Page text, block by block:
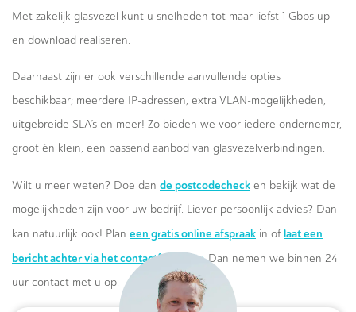
Met zakelijk glasvezel kunt u snelheden tot maar liefst 1 Gbps up-
en download realiseren.
Daarnaast zijn er ook verschillende aanvullende opties
beschikbaar; meerdere IP-adressen, extra VLAN-mogelijkheden,
uitgebreide SLA’s en meer! Zo bieden we voor iedere ondernemer,
groot én klein, een passend aanbod van glasvezelverbindingen.
Wilt u meer weten? Doe dan de postcodecheck en bekijk wat de
mogelijkheden zijn voor uw bedrijf. Liever persoonlijk advies? Dan
kan natuurlijk ook! Plan een gratis online afspraak in of laat een
bericht achter via het contactformulier.Dan nemen we binnen 24
uur contact met u op.